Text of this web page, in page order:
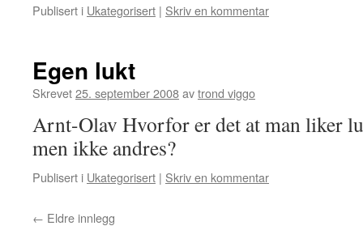
Publisert i Ukategorisert | Skriv en kommentar
Egen lukt
Skrevet25. september 2008avtrond viggo
Arnt-Olav Hvorfor er det at man liker
men ikke andres?
Publisert i Ukategorisert | Skriv en kommentar
← Eldre innlegg